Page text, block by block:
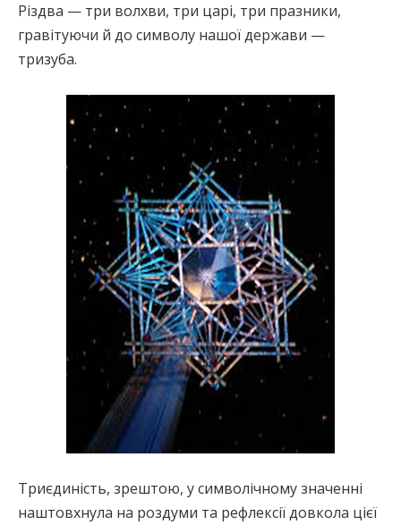
Різдва — три волхви, три царі, три празники,
гравітуючи й до символу нашої держави —
тризуба.
Триєдиність, зрештою, у символічному значенні
наштовхнула на роздуми та рефлексії довкола цієї